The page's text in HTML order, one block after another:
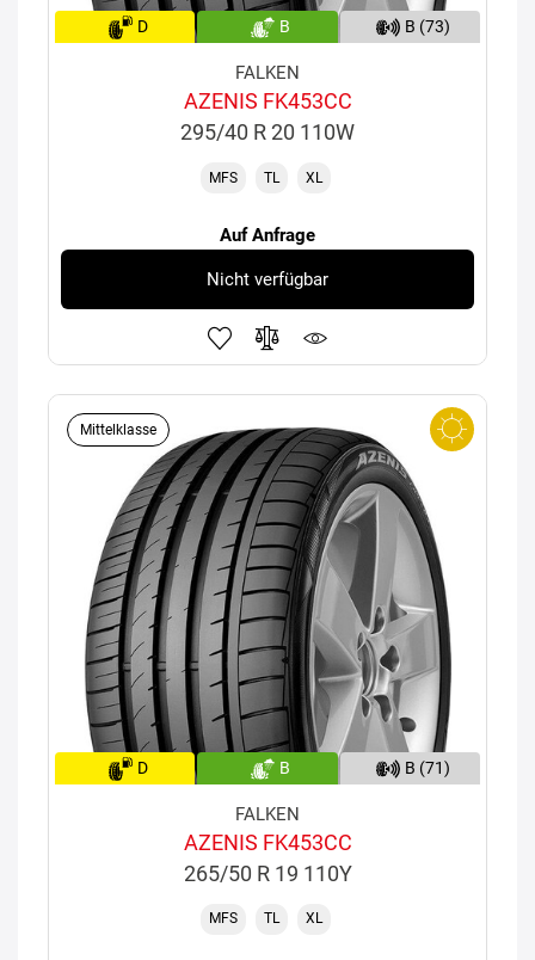
D B B (73)
FALKEN
AZENIS FK453CC
295/40 R 20 110W
MFS TL XL
Auf Anfrage
Nicht verfügbar
Mittelklasse
D B B (71)
FALKEN
AZENIS FK453CC
265/50 R 19 110Y
MFS TL XL